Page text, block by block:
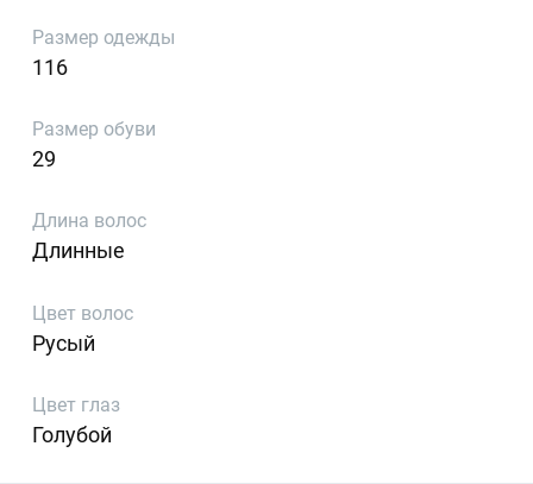
Размер одежды
116
Размер обуви
29
Длина волос
Длинные
Цвет волос
Русый
Цвет глаз
Голубой